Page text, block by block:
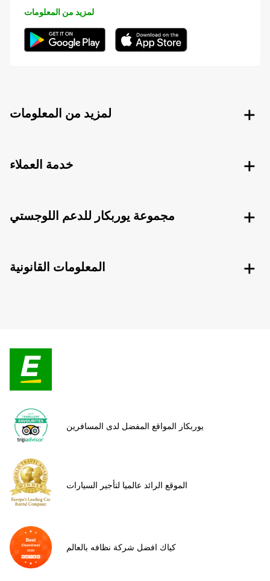
لمزيد من المعلومات
لمزيد من المعلومات
خدمة العملاء
مجموعة يوربكار للدعم اللوجستي
المعلومات القانونية
يوربكار المواقع المفضل لدى المسافرين
الموقع الرائد عالميا لتأجير السيارات
كياك افضل شركة نظافه بالعالم